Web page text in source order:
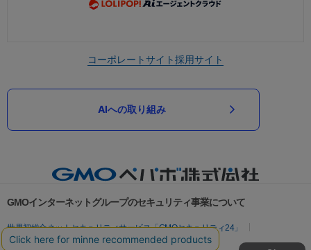
コーポレートサイト採用サイト
AIへの取り組み
GMOインターネットグループのセキュリティ事業について
世界初総合ネットセキュリティサービス「GMOセキュリティ24」
パスワード漏洩診断
Webサイトリスク診断